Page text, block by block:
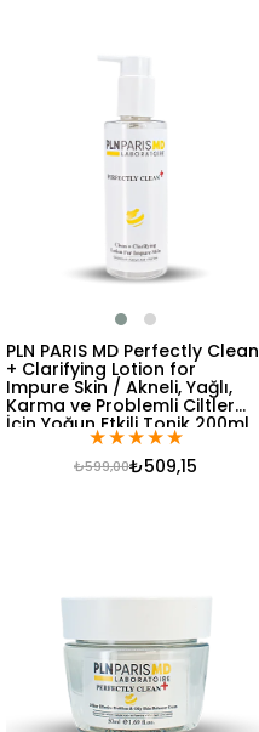
PLN PARIS MD Perfectly Clean
+ Clarifying Lotion for
Impure Skin / Akneli, Yağlı,
Karma ve Problemli Ciltler
İçin Yoğun Etkili Tonik 200ml
★★★★★
₺509,15
₺599,00